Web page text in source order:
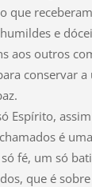
que
e
aos outros
conservar
Espírito,
é
fé, um só
que é